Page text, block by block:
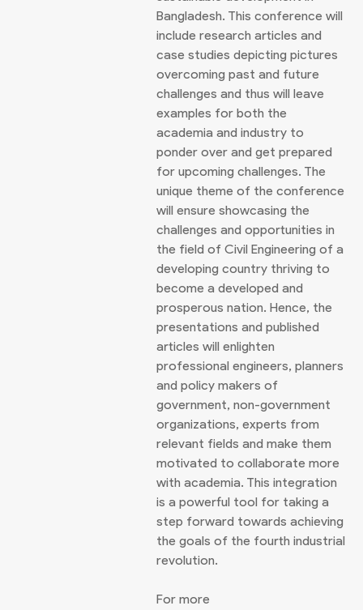
Bangladesh. This conference will
include research articles and
case studies depicting pictures
overcoming past and future
challenges and thus will leave
examples for both the
academia and industry to
ponder over and get prepared
for upcoming challenges. The
unique theme of the conference
will ensure showcasing the
challenges and opportunities in
the field of Civil Engineering of a
developing country thriving to
become a developed and
prosperous nation. Hence, the
presentations and published
articles will enlighten
professional engineers, planners
and policy makers of
government, non-government
organizations, experts from
relevant fields and make them
motivated to collaborate more
with academia. This integration
is a powerful tool for taking a
step forward towards achieving
the goals of the fourth industrial
revolution.
For more